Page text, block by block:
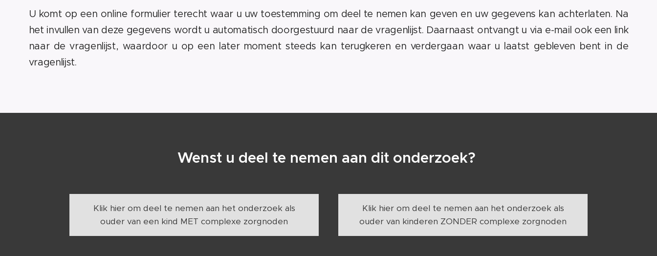
U komt op een online formulier terecht waar u uw toestemming om deel te nemen kan geven en uw gegevens kan achterlaten. Na
het invullen van deze gegevens wordt u automatisch doorgestuurd naar de vragenlijst. Daarnaast ontvangt u via e-mail ook een link
naar de vragenlijst, waardoor u op een later moment steeds kan terugkeren en verdergaan waar u laatst gebleven bent in de
vragenlijst.
Wenst u deel te nemen aan dit onderzoek?
Klik hier om deel te nemen aan het onderzoek als
ouder van een kind MET complexe zorgnoden
Klik hier om deel te nemen aan het onderzoek als
ouder van kinderen ZONDER complexe zorgnoden